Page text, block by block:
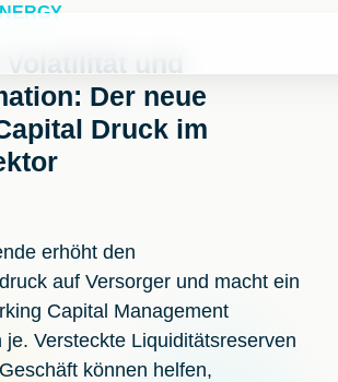
und
Der neue
Druck im
erhöht den
auf Versorger und macht ein
Capital Management
je. Versteckte Liquiditätsreserven
können helfen,